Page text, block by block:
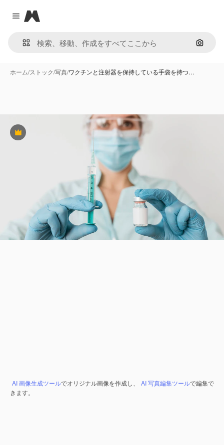
Close menu
Magnific
画像で
ホーム/ストック/写真/ワクチンと注射器を保持している手袋を持つ…
Premium
AI 画像生成ツールでオリジナル画像を作成し、 AI 写真編集ツールで編集で
きます。